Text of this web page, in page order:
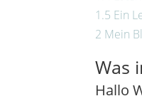
1.5 Ein
2 Mein
Was
Hallo